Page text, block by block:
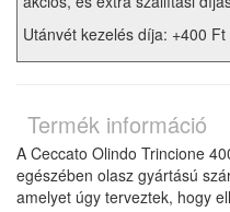
Utánvét kezelés díja: +400 Ft
Termék információ
A Ceccato Olindo Trincione
egészében olasz gyártású
amelyet úgy terveztek, hogy